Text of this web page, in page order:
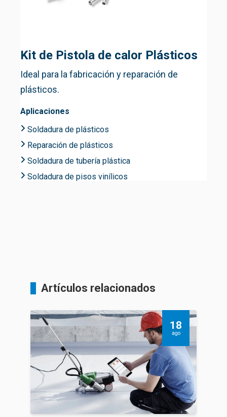
Kit de Pistola de calor Plásticos
Ideal para la fabricación y reparación de
plásticos.
Aplicaciones
Soldadura de plásticos
Reparación de plásticos
Soldadura de tubería plástica
Soldadura de pisos vinílicos
Artículos relacionados
18
ago